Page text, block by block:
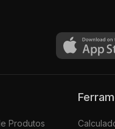
Produtos